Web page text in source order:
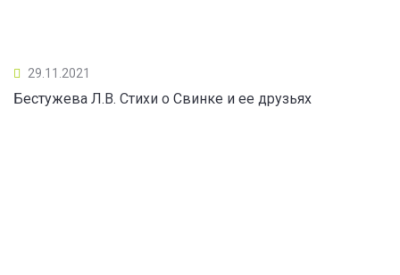
29.11.2021
Бестужева Л.В. Стихи о Свинке и ее друзьях